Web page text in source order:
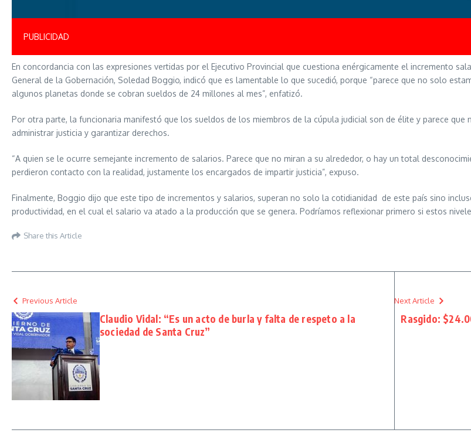
PUBLICIDAD
En concordancia con las expresiones vertidas por el Ejecutivo Provincial que cuestiona enérgicamente el incremento
General de la Gobernación, Soledad Boggio, indicó que es lamentable lo que sucedió, porque “parece que no solo
algunos planetas donde se cobran sueldos de 24 millones al mes”, enfatizó.
Por otra parte, la funcionaria manifestó que los sueldos de los miembros de la cúpula judicial son de élite y parece
administrar justicia y garantizar derechos.
“A quien se le ocurre semejante incremento de salarios. Parece que no miran a su alrededor, o hay un total
perdieron contacto con la realidad, justamente los encargados de impartir justicia”, expuso.
Finalmente, Boggio dijo que este tipo de incrementos y salarios, superan no solo la cotidianidad de este país sino
productividad, en el cual el salario va atado a la producción que se genera. Podríamos reflexionar primero si estos
Share this Article
Previous Article
Claudio Vidal: “Es un acto de burla y falta de respeto a la
sociedad de Santa Cruz”
Next Article
Rasgido: